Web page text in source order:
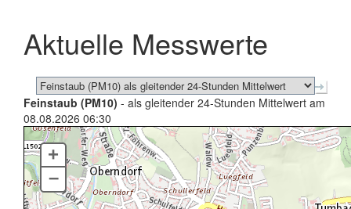
schließen
Aktuelle Messwerte
Feinstaub (PM10) - als gleitender 24-Stunden Mittelwert am
08.08.2026 06:30
+
–